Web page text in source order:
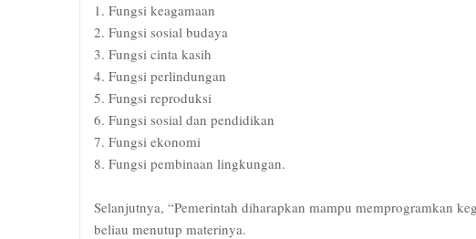
1. Fungsi keagamaan
2. Fungsi sosial budaya
3. Fungsi cinta kasih
4. Fungsi perlindungan
5. Fungsi reproduksi
6. Fungsi sosial dan pendidikan
7. Fungsi ekonomi
8. Fungsi pembinaan lingkungan.
Selanjutnya, “Pemerintah diharapkan mampu memprogramkan
beliau menutup materinya.